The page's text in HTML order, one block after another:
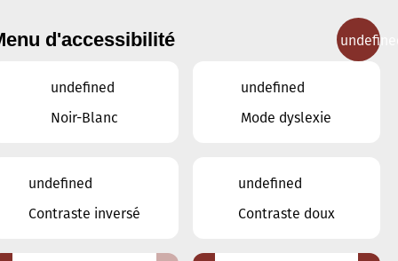
MUSICAL CONTACT
DÉCEMBRE
d'accessibilité
undefined
Noir-Blanc
undefined
Mode dyslexie
undefined
Contraste inversé
undefined
Contraste doux